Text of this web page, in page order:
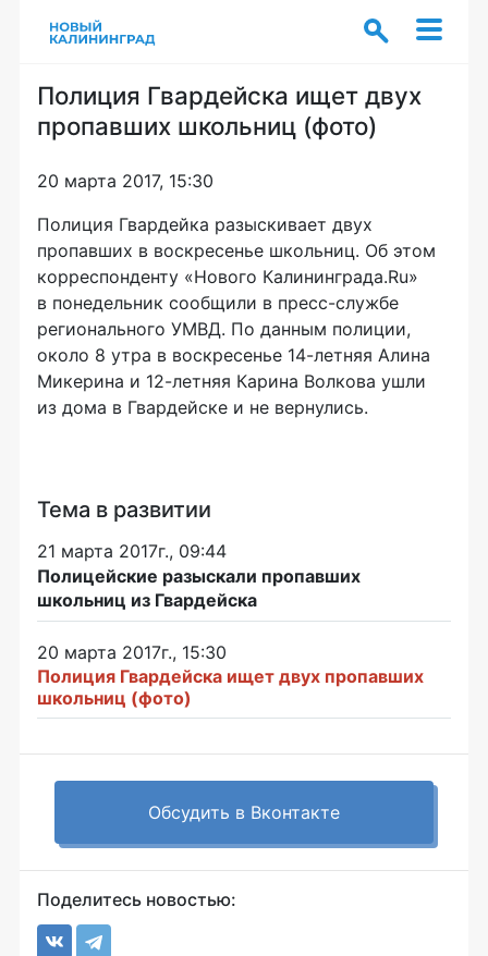
Полиция Гвардейска ищет двух
пропавших школьниц (фото)
20 марта 2017, 15:30
Полиция Гвардейка разыскивает двух
пропавших в воскресенье школьниц. Об этом
корреспонденту «Нового Калининграда.Ru»
в понедельник сообщили в пресс-службе
регионального УМВД. По данным полиции,
около 8 утра в воскресенье 14-летняя Алина
Микерина и 12-летняя Карина Волкова ушли
из дома в Гвардейске и не вернулись.
Тема в развитии
21 марта 2017г., 09:44
Полицейские разыскали пропавших
школьниц из Гвардейска
20 марта 2017г., 15:30
Полиция Гвардейска ищет двух пропавших
школьниц (фото)
Обсудить в Вконтакте
Поделитесь новостью: